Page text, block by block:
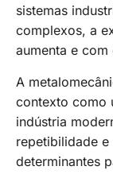
sistemas
complexos, a
aumenta e
A
contexto como
indústria
repetibilidade
determinantes